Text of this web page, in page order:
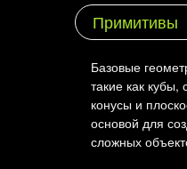
Примитивы
Базовые
такие как
конусы и
основой для
сложных